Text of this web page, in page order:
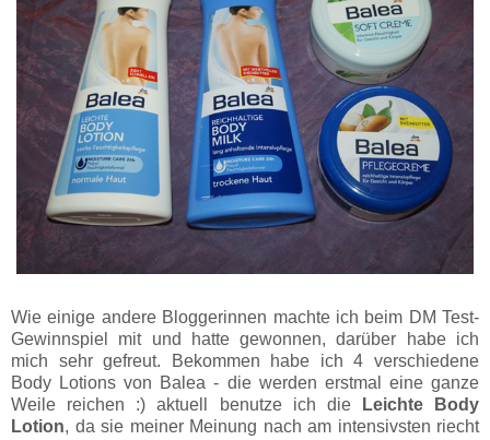
Wie einige andere Bloggerinnen machte ich beim DM Test-
Gewinnspiel mit und hatte gewonnen, darüber habe ich
mich sehr gefreut. Bekommen habe ich 4 verschiedene
Body Lotions von Balea - die werden erstmal eine ganze
Weile reichen :) aktuell benutze ich die
Leichte Body
Lotion, da sie meiner Meinung nach am intensivsten riecht